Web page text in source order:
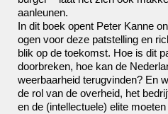
aanleunen.
In dit boek opent Peter Kanne
ogen voor deze patstelling en
blik op de toekomst. Hoe is dit
doorbreken, hoe kan de
weerbaarheid terugvinden? En
de rol van de overheid, het
en de (intellectuele) elite